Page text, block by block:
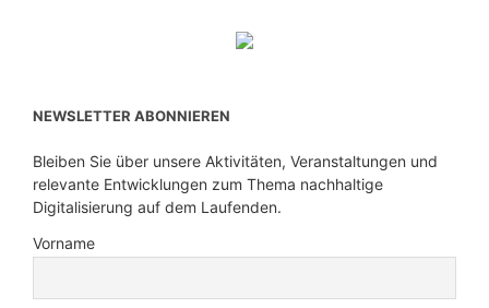
NEWSLETTER ABONNIEREN
Bleiben Sie über unsere Aktivitäten, Veranstaltungen und
relevante Entwicklungen zum Thema nachhaltige
Digitalisierung auf dem Laufenden.
Vorname